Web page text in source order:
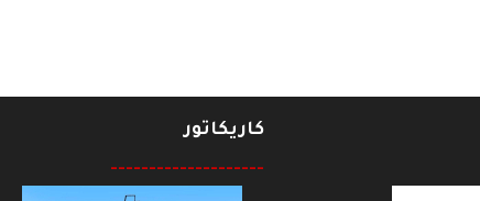
كاريكاتور
--------------------